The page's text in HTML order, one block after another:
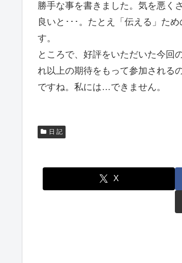
勝手な事を書きました。気を悪く
良いと･･･。たとえ「伝える」た
す。
ところで、好評をいただいた今回
れ以上の期待をもって参加される
ですね。私には…できません。
日 記
X